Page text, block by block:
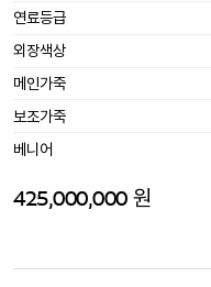
연료등급
외장색상
메인가죽
보조가죽
베니어
425,000,000 원